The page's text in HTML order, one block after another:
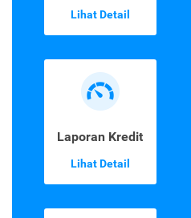
Lihat Detail
Laporan Kredit
Lihat Detail